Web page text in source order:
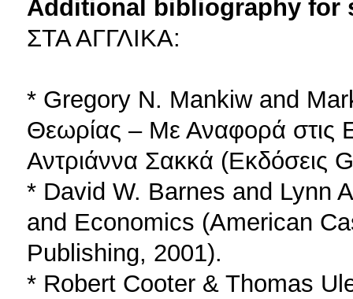
Additional bibliography for
ΣΤΑ ΑΓΓΛΙΚΑ:
* Gregory N. Mankiw and
Θεωρίας – Με Αναφορά στις
Αντριάννα Σακκά (Εκδόσεις
* David W. Barnes and Lynn
and Economics (American
Publishing, 2001).
* Robert Cooter & Thomas